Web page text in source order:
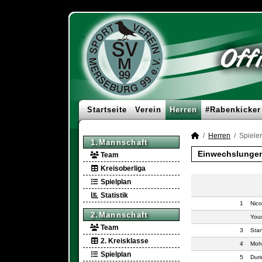
Startseite Verein Herren #Rabenkicker
1.Mannschaft
Team
Kreisoberliga
Spielplan
Statistik
2.Mannschaft
Team
2. Kreisklasse
Spielplan
Herren
1 Nico
3
4
5